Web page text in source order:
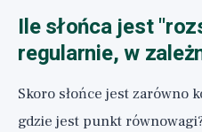
Ile słońca jest
regularnie, w
Skoro słońce jest zarówno
gdzie jest punkt